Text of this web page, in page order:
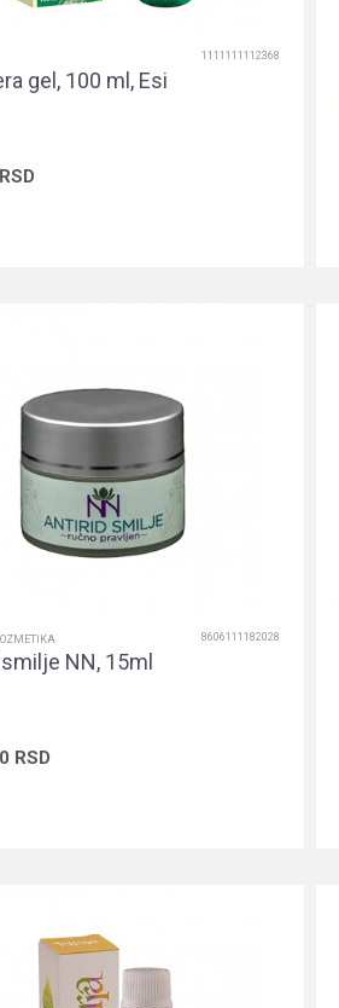
1111111112368
gel, 100 ml, Esi
RSD
8606111182028
NN, 15ml
RSD